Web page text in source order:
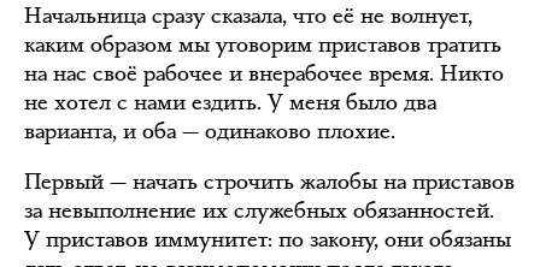
Начальница сразу сказала, что её не волнует,
каким образом мы уговорим приставов тратить
на нас своё рабочее и внерабочее время. Никто
не хотел с нами ездить. У меня было два
варианта, и оба — одинаково плохие.
Первый — начать строчить жалобы на приставов
за невыполнение их служебных обязанностей.
У приставов иммунитет: по закону, они обязаны